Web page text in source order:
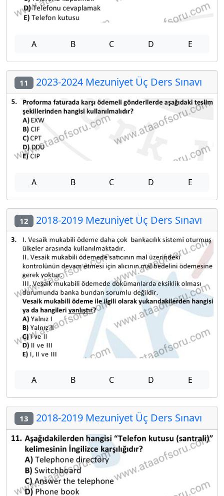
A B C D E
11 2023-2024 Mezuniyet Üç Ders Sınavı
A B C D E
12 2018-2019 Mezuniyet Üç Ders Sınavı
A B C D E
13 2018-2019 Mezuniyet Üç Ders Sınavı